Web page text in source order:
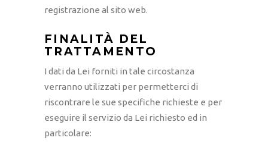
registrazione al sito web.
FINALITÀ DEL
TRATTAMENTO
I dati da Lei forniti in tale circostanza
verranno utilizzati per permetterci di
riscontrare le sue specifiche richieste e per
eseguire il servizio da Lei richiesto ed in
particolare: